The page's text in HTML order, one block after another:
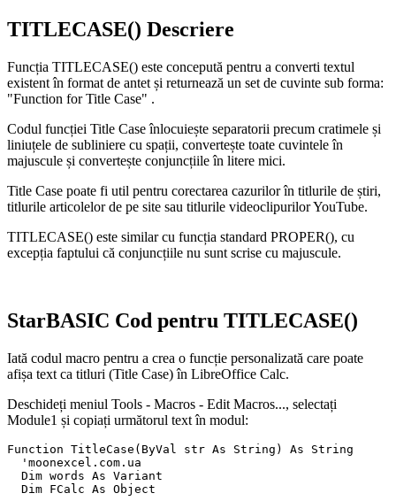
TITLECASE() Descriere
Funcția TITLECASE() este concepută pentru a converti textul
existent în format de antet și returnează un set de cuvinte sub forma:
"Function for Title Case" .
Codul funcției Title Case înlocuiește separatorii precum cratimele și
liniuțele de subliniere cu spații, convertește toate cuvintele în
majuscule și convertește conjuncțiile în litere mici.
Title Case poate fi util pentru corectarea cazurilor în titlurile de știri,
titlurile articolelor de pe site sau titlurile videoclipurilor YouTube.
TITLECASE() este similar cu funcția standard PROPER(), cu
excepția faptului că conjuncțiile nu sunt scrise cu majuscule.
StarBASIC Cod pentru TITLECASE()
Iată codul macro pentru a crea o funcție personalizată care poate
afișa text ca titluri (Title Case) în LibreOffice Calc.
Deschideți meniul Tools - Macros - Edit Macros..., selectați
Module1 și copiați următorul text în modul:
Function TitleCase(ByVal str As String) As String
  'moonexcel.com.ua
  Dim words As Variant
  Dim FCalc As Object